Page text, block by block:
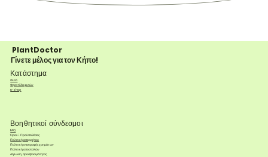
PlantDoctor
Γίνετε μέλος για τον Κήπο!
Κατάστημα
Φυτά
Φροντίδα φυτών
e-shop
Βοηθητικοί σύνδεσμοι
FAQ
Όροι & Προϋποθέσεις
Πολιτική απορρήτου
Πολιτική επιστροφής χρημάτων
Πολιτική αποστολών
Δήλωση προσβασιμότητας